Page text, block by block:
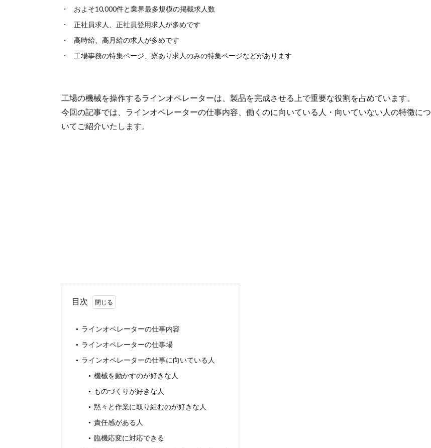
およそ10,000件と業界最多規模の掲載求人数
正社員求人、正社員登用求人が多めです
高時給、高月給の求人が多めです
工場事務の特集ページ、寮あり求人のみの特集ページなどがあります
工場の機械を操作するラインオペレーターは、製品を完成させる上で重要な役割を占めています。
今回の記事では、ラインオペレーターの仕事内容、働くのに向いている人・向いていない人の特徴につ
いてご紹介いたします。
目次
ラインオペレーターの仕事内容
ラインオペレーターの仕事場
ラインオペレーターの仕事に向いている人
機械を動かすのが好きな人
ものづくりが好きな人
黙々と作業に取り組むのが好きな人
責任感がある人
臨機応変に対応できる